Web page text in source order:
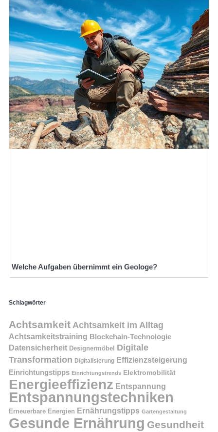
Welche Aufgaben übernimmt ein Geologe?
Schlagwörter
Achtsamkeit Achtsamkeit im Alltag
Achtsamkeitstraining Blockchain-Technologie
Datensicherheit Designermöbel
Digitale
Transformation Digitalisierung Effizienzsteigerung
Einrichtungstipps Einrichtungstrends Elektromobilität
Energieeffizienz Entspannung
Entspannungstechniken
Erneuerbare Energien Ernährungstipps Gartengestaltung
Gesunde Ernährung Gesundheit